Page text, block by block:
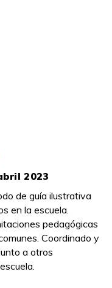
2023
de guía ilustrativa
en la escuela.
pedagógicas
Coordinado y
a otros